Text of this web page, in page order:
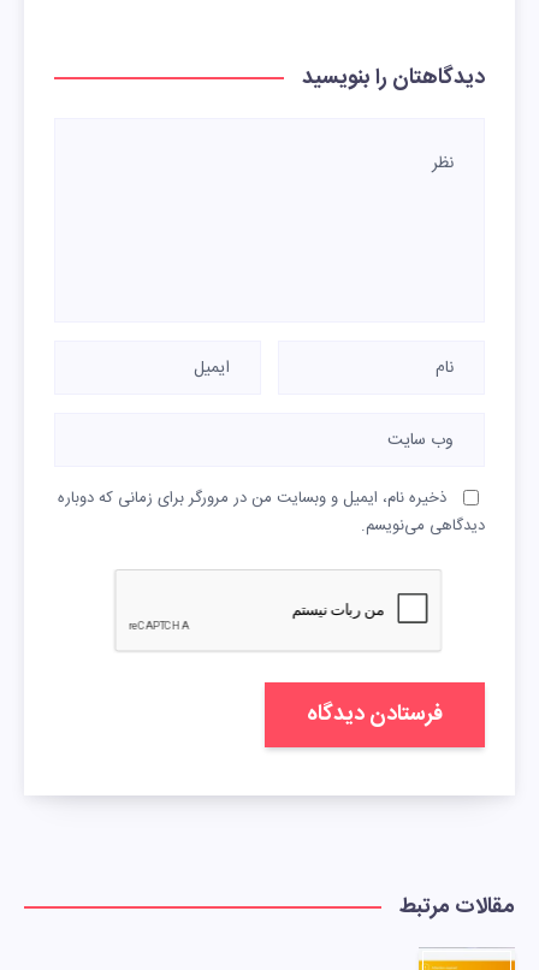
دیدگاهتان را بنویسید
ذخیره نام، ایمیل و وبسایت من در مرورگر برای زمانی که دوباره
دیدگاهی می‌نویسم.
مقالات مرتبط